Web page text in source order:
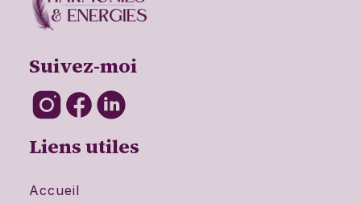
Suivez-moi
Liens utiles
Accueil